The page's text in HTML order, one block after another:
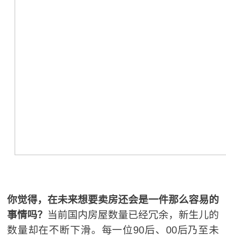
你觉得，在未来想要卖房还会是一件那么容易的
事情吗？ 当前国内房屋数量已经冗余，新生儿的
数量却在不断下滑。每一位90后、00后乃至未